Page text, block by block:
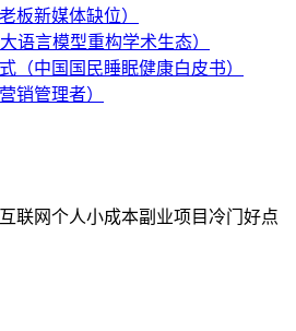
板新媒体缺位）
语言模型重构学术生态）
（中国国民睡眠健康白皮书）
销管理者）
联网个人小成本副业项目冷门好点